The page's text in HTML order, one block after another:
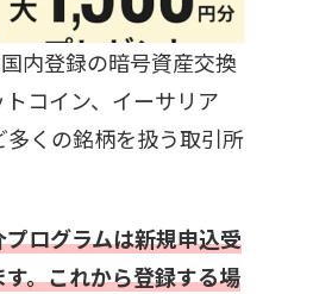
内登録の暗号資産交換
コイン、イーサリア
くの銘柄を扱う取引所
ログラムは新規申込受
。これから登録する場